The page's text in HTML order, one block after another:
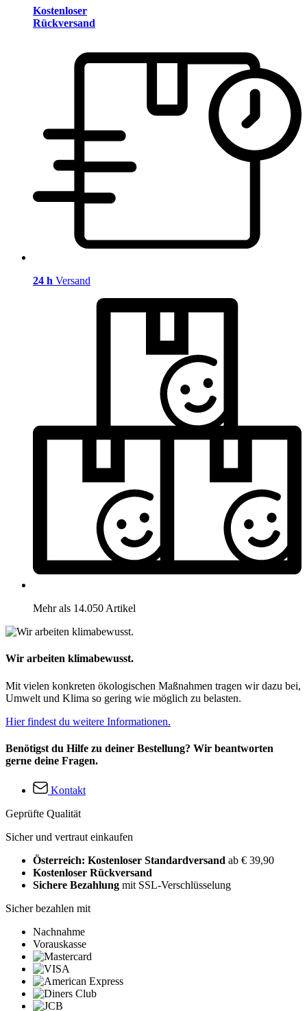
Kostenloser
Rückversand
24 h Versand
Mehr als 14.050 Artikel
Wir arbeiten klimabewusst.
Mit vielen konkreten ökologischen Maßnahmen tragen wir dazu bei,
Umwelt und Klima so gering wie möglich zu belasten.
Hier findest du weitere Informationen.
Benötigst du Hilfe zu deiner Bestellung? Wir beantworten
gerne deine Fragen.
Kontakt
Geprüfte Qualität
Sicher und vertraut einkaufen
Österreich: Kostenloser Standardversand ab € 39,90
Kostenloser Rückversand
Sichere Bezahlung mit SSL-Verschlüsselung
Sicher bezahlen mit
Nachnahme
Vorauskasse